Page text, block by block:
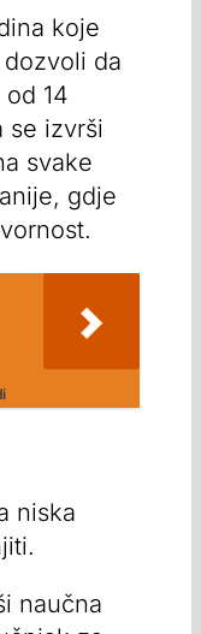
koje
da
14
se izvrši
svake
gdje
niska
naučna